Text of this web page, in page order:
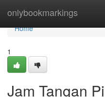
onlybookmarkings
Home
Home
1
Jam Tangan